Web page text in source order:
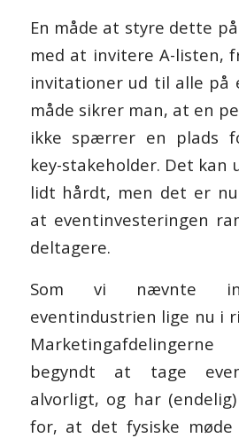
En måde at styre dette
med at invitere A-listen,
invitationer ud til alle på
måde sikrer man, at en
ikke spærrer en plads
key-stakeholder. Det kan
lidt hårdt, men det er
at eventinvesteringen
deltagere.
Som vi nævnte
eventindustrien lige nu i
begyndt at tage
alvorligt, og har
for, at det fysiske